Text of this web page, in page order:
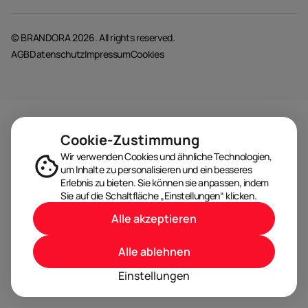
© BRANDORA 2026. All rights reserved.
AGBDatenschutzImpressumCookies
Cookie-Zustimmung
Wir verwenden Cookies und ähnliche Technologien,
um Inhalte zu personalisieren und ein besseres
Erlebnis zu bieten. Sie können sie anpassen, indem
Sie auf die Schaltfläche „Einstellungen“ klicken.
Einstellungen
Alle ablehnen
Alle akzeptieren